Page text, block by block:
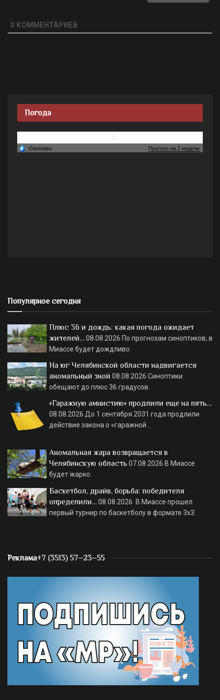
0 КОММЕНТАРИЕВ
Погода
Популярное сегодня
Плюс 36 и дождь: какая погода ожидает
жителей…08.08.2026 По прогнозам синоптиков, в
Миассе будет дождливо.
На юг Челябинской области надвигается
аномальный зной 08.08.2026 Синоптики
обещают до плюс 36 градусов.
«Гаражную амнистию» продлили еще на пять…
08.08.2026 До 1 сентября 2031 года продлили
действие закона о «гаражной…
Аномальная жара возвращается в
Челябинскую область 07.08.2026 В Миассе
будет жарко.
Баскетбол, драйв, борьба: победителя
определили…08.08.2026 В Миассе прошел
первый турнир по баскетболу в формате 3х3.
Реклама+7 (3513) 57–23–55